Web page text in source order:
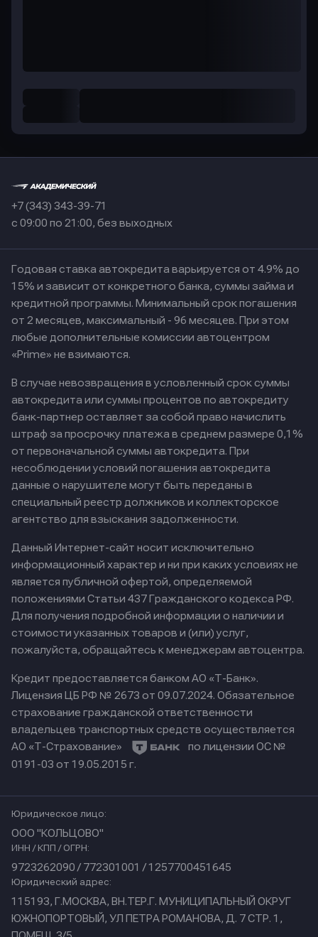
+7 (343) 343-39-71
с 09:00 по 21:00, без выходных
Годовая ставка автокредита варьируется от 4.9% до
15% и зависит от конкретного банка, суммы займа и
кредитной программы. Минимальный срок погашения
от 2 месяцев, максимальный - 96 месяцев. При этом
любые дополнительные комиссии автоцентром
«Prime» не взимаются.
В случае невозвращения в условленный срок суммы
автокредита или суммы процентов по автокредиту
банк-партнер оставляет за собой право начислить
штраф за просрочку платежа в среднем размере 0,1%
от первоначальной суммы автокредита. При
несоблюдении условий погашения автокредита
данные о нарушителе могут быть переданы в
специальный реестр должников и коллекторское
агентство для взыскания задолженности.
Данный Интернет-сайт носит исключительно
информационный характер и ни при каких условиях не
является публичной офертой, определяемой
положениями Статьи 437 Гражданского кодекса РФ.
Для получения подробной информации о наличии и
стоимости указанных товаров и (или) услуг,
пожалуйста, обращайтесь к менеджерам автоцентра.
Кредит предоставляется банком АО «Т-Банк».
Лицензия ЦБ РФ № 2673 от 09.07.2024. Обязательное
страхование гражданской ответственности
владельцев транспортных средств осуществляется
АО «Т-Страхование»
по лицензии ОС №
0191-03 от 19.05.2015 г.
Юридическое лицо:
ООО "КОЛЬЦОВО"
ИНН / КПП / ОГРН:
9723262090 / 772301001 / 1257700451645
Юридический адрес:
115193, Г.МОСКВА, ВН.ТЕР.Г. МУНИЦИПАЛЬНЫЙ ОКРУГ
ЮЖНОПОРТОВЫЙ, УЛ ПЕТРА РОМАНОВА, Д. 7 СТР. 1,